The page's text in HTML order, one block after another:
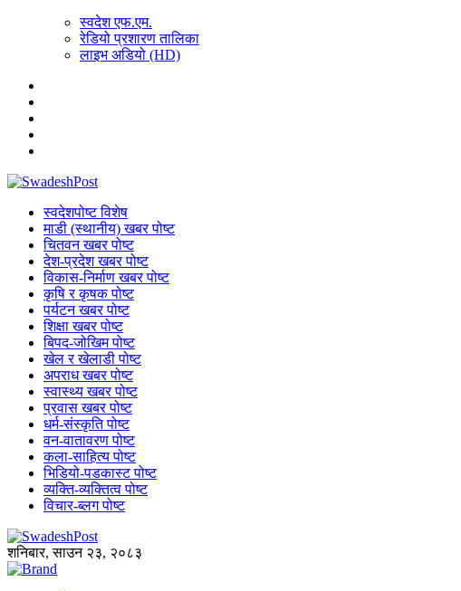
स्वदेश एफ.एम.
रेडियो प्रशारण तालिका
लाइभ अडियो (HD)
स्वदेशपोष्ट विशेष
माडी (स्थानीय) खबर पोष्ट
चितवन खबर पोष्ट
देश-प्रदेश खबर पोष्ट
विकास-निर्माण खबर पोष्ट
कृषि र कृषक पोष्ट
पर्यटन खबर पोष्ट
शिक्षा खबर पोष्ट
बिपद-जोखिम पोष्ट
खेल र खेलाडी पोष्ट
अपराध खबर पोष्ट
स्वास्थ्य खबर पोष्ट
प्रवास खबर पोष्ट
धर्म-संस्कृति पोष्ट
वन-वातावरण पोष्ट
कला-साहित्य पोष्ट
भिडियो-पडकास्ट पोष्ट
व्यक्ति-व्यक्तित्व पोष्ट
विचार-ब्लग पोष्ट
शनिबार, साउन २३, २०८३